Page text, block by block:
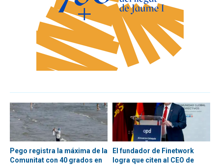
Pego registra la máxima de la
Comunitat con 40 grados en
El fundador de Finetwork
logra que citen al CEO de